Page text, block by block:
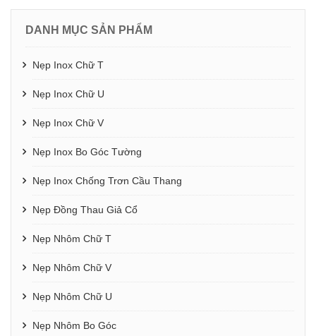
DANH MỤC SẢN PHẨM
Nẹp Inox Chữ T
Nẹp Inox Chữ U
Nẹp Inox Chữ V
Nẹp Inox Bo Góc Tường
Nẹp Inox Chống Trơn Cầu Thang
Nẹp Đồng Thau Giả Cổ
Nẹp Nhôm Chữ T
Nẹp Nhôm Chữ V
Nẹp Nhôm Chữ U
Nẹp Nhôm Bo Góc